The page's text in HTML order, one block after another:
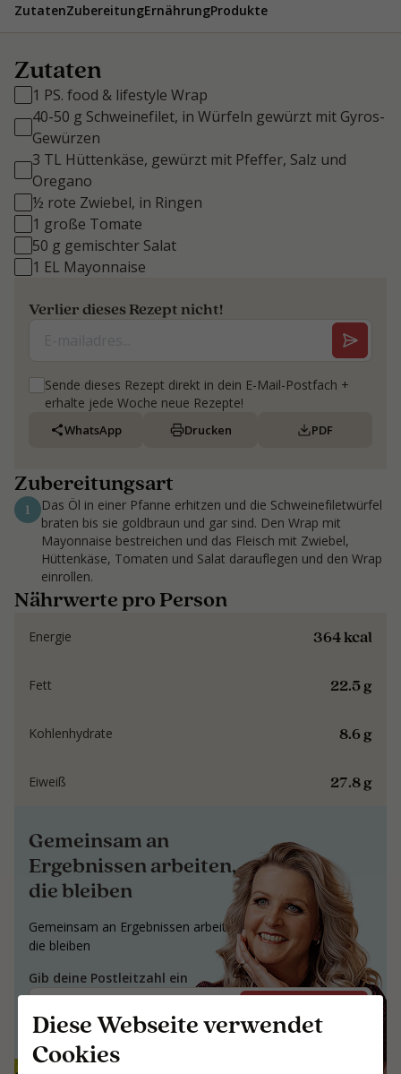
Diese Webseite verwendet
Cookies
ZutatenZubereitungErnährungProdukte
Zutaten
1 PS. food & lifestyle Wrap
40-50 g Schweinefilet, in Würfeln gewürzt mit Gyros-
Gewürzen
3 TL Hüttenkäse, gewürzt mit Pfeffer, Salz und
Oregano
½ rote Zwiebel, in Ringen
1 große Tomate
50 g gemischter Salat
1 EL Mayonnaise
Verlier dieses Rezept nicht!
Sende dieses Rezept direkt in dein E-Mail-Postfach +
erhalte jede Woche neue Rezepte!
WhatsApp Drucken PDF
Zubereitungsart
1
Das Öl in einer Pfanne erhitzen und die Schweinefiletwürfel
braten bis sie goldbraun und gar sind. Den Wrap mit
Mayonnaise bestreichen und das Fleisch mit Zwiebel,
Hüttenkäse, Tomaten und Salat darauflegen und den Wrap
einrollen.
Nährwerte pro Person
364 kcal
Energie
22.5 g
Fett
8.6 g
Kohlenhydrate
27.8 g
Eiweiß
Gemeinsam an
Ergebnissen arbeiten,
die bleiben
Gemeinsam an Ergebnissen arbeiten,
die bleiben
Gib deine Postleitzahl ein